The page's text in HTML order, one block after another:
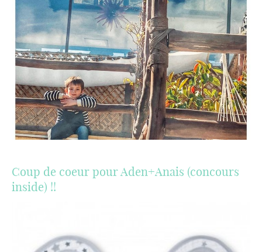
Coup de coeur pour Aden+Anais (concours
inside) !!